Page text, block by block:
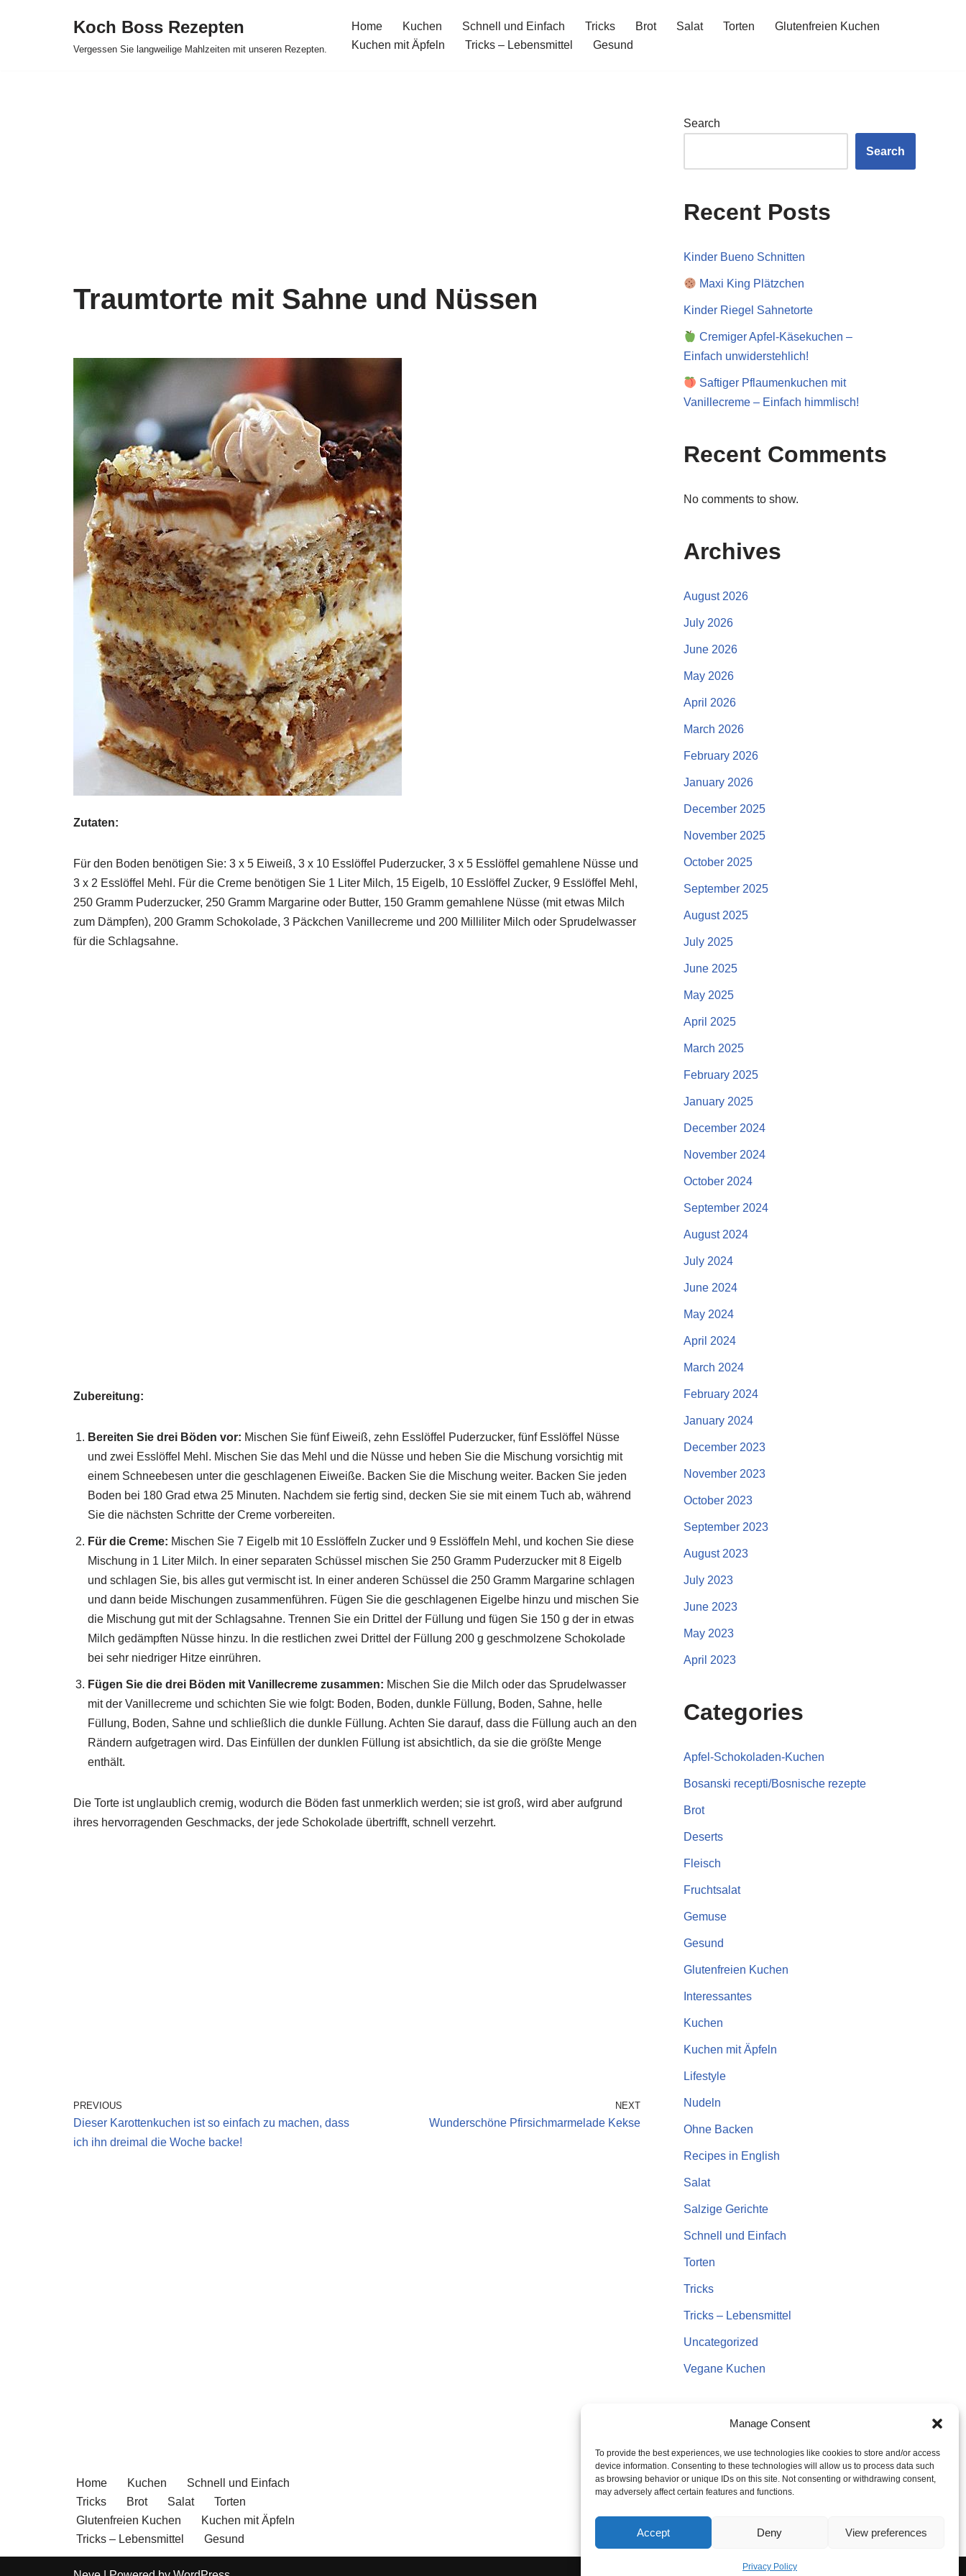
Manage Consent
To provide the best experiences, we use technologies like cookies to store and/or access
device information. Consenting to these technologies will allow us to process data such
as browsing behavior or unique IDs on this site. Not consenting or withdrawing consent,
may adversely affect certain features and functions.
Accept Deny View preferences
Privacy Policy
Koch Boss Rezepten
Vergessen Sie langweilige Mahlzeiten mit unseren Rezepten.
Home Kuchen Schnell und Einfach Tricks Brot Salat Torten
Glutenfreien Kuchen
Kuchen mit Äpfeln
Tricks – Lebensmittel Gesund
Traumtorte mit Sahne und Nüssen
Zutaten:
Für den Boden benötigen Sie: 3 x 5 Eiweiß, 3 x 10 Esslöffel Puderzucker, 3 x 5 Esslöffel gemahlene Nüsse und
3 x 2 Esslöffel Mehl. Für die Creme benötigen Sie 1 Liter Milch, 15 Eigelb, 10 Esslöffel Zucker, 9 Esslöffel Mehl,
250 Gramm Puderzucker, 250 Gramm Margarine oder Butter, 150 Gramm gemahlene Nüsse (mit etwas Milch
zum Dämpfen), 200 Gramm Schokolade, 3 Päckchen Vanillecreme und 200 Milliliter Milch oder Sprudelwasser
für die Schlagsahne.
Zubereitung:
Bereiten Sie drei Böden vor: Mischen Sie fünf Eiweiß, zehn Esslöffel Puderzucker, fünf Esslöffel Nüsse
und zwei Esslöffel Mehl. Mischen Sie das Mehl und die Nüsse und heben Sie die Mischung vorsichtig mit
einem Schneebesen unter die geschlagenen Eiweiße. Backen Sie die Mischung weiter. Backen Sie jeden
Boden bei 180 Grad etwa 25 Minuten. Nachdem sie fertig sind, decken Sie sie mit einem Tuch ab, während
Sie die nächsten Schritte der Creme vorbereiten.
Für die Creme: Mischen Sie 7 Eigelb mit 10 Esslöffeln Zucker und 9 Esslöffeln Mehl, und kochen Sie diese
Mischung in 1 Liter Milch. In einer separaten Schüssel mischen Sie 250 Gramm Puderzucker mit 8 Eigelb
und schlagen Sie, bis alles gut vermischt ist. In einer anderen Schüssel die 250 Gramm Margarine schlagen
und dann beide Mischungen zusammenführen. Fügen Sie die geschlagenen Eigelbe hinzu und mischen Sie
die Mischung gut mit der Schlagsahne. Trennen Sie ein Drittel der Füllung und fügen Sie 150 g der in etwas
Milch gedämpften Nüsse hinzu. In die restlichen zwei Drittel der Füllung 200 g geschmolzene Schokolade
bei sehr niedriger Hitze einrühren.
Fügen Sie die drei Böden mit Vanillecreme zusammen: Mischen Sie die Milch oder das Sprudelwasser
mit der Vanillecreme und schichten Sie wie folgt: Boden, Boden, dunkle Füllung, Boden, Sahne, helle
Füllung, Boden, Sahne und schließlich die dunkle Füllung. Achten Sie darauf, dass die Füllung auch an den
Rändern aufgetragen wird. Das Einfüllen der dunklen Füllung ist absichtlich, da sie die größte Menge
enthält.
Die Torte ist unglaublich cremig, wodurch die Böden fast unmerklich werden; sie ist groß, wird aber aufgrund
ihres hervorragenden Geschmacks, der jede Schokolade übertrifft, schnell verzehrt.
PREVIOUS
Dieser Karottenkuchen ist so einfach zu machen, dass
ich ihn dreimal die Woche backe!
NEXT
Wunderschöne Pfirsichmarmelade Kekse
Search
Search
Recent Posts
Kinder Bueno Schnitten
Maxi King Plätzchen
Kinder Riegel Sahnetorte
Cremiger Apfel-Käsekuchen –
Einfach unwiderstehlich!
Saftiger Pflaumenkuchen mit
Vanillecreme – Einfach himmlisch!
Recent Comments
No comments to show.
Archives
August 2026
July 2026
June 2026
May 2026
April 2026
March 2026
February 2026
January 2026
December 2025
November 2025
October 2025
September 2025
August 2025
July 2025
June 2025
May 2025
April 2025
March 2025
February 2025
January 2025
December 2024
November 2024
October 2024
September 2024
August 2024
July 2024
June 2024
May 2024
April 2024
March 2024
February 2024
January 2024
December 2023
November 2023
October 2023
September 2023
August 2023
July 2023
June 2023
May 2023
April 2023
Categories
Apfel-Schokoladen-Kuchen
Bosanski recepti/Bosnische rezepte
Brot
Deserts
Fleisch
Fruchtsalat
Gemuse
Gesund
Glutenfreien Kuchen
Interessantes
Kuchen
Kuchen mit Äpfeln
Lifestyle
Nudeln
Ohne Backen
Recipes in English
Salat
Salzige Gerichte
Schnell und Einfach
Torten
Tricks
Tricks – Lebensmittel
Uncategorized
Vegane Kuchen
Home Kuchen
Schnell und Einfach
Tricks
Brot Salat
Torten
Glutenfreien Kuchen
Kuchen mit Äpfeln
Tricks – Lebensmittel
Gesund